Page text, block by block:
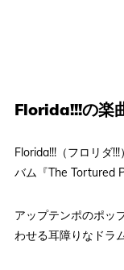
Florida!!!の楽
Florida!!!（フロリダ
バム『The Tortured
アップテンポのポッ
わせる耳障りなドラ